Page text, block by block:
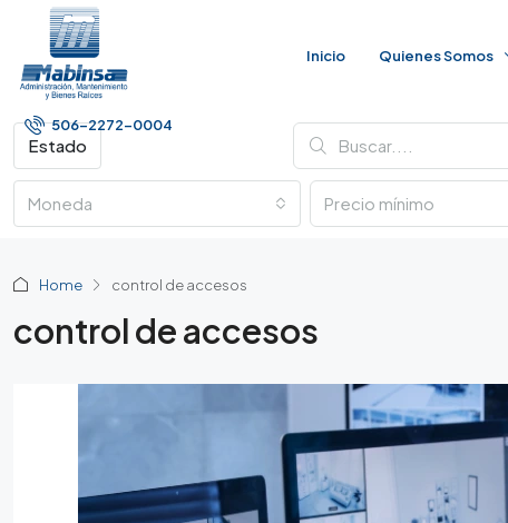
Inicio Quienes Somos
506-2272-0004
Estado
Moneda
Home control de accesos
control de accesos